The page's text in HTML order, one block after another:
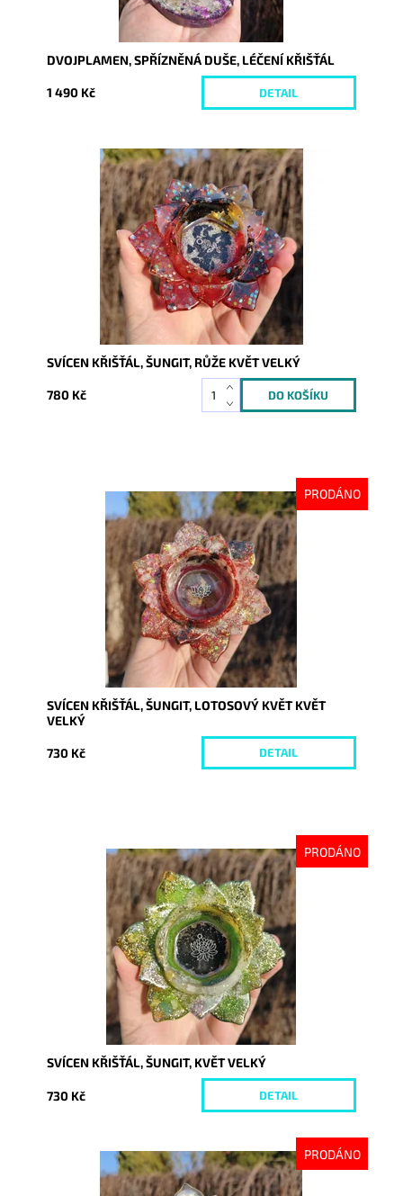
DVOJPLAMEN, SPŘÍZNĚNÁ DUŠE, LÉČENÍ KŘIŠŤÁL
1 490 Kč DETAIL
Dostupnost:
Skladem
10596
SVÍCEN KŘIŠŤÁL, ŠUNGIT, RŮŽE KVĚT VELKÝ
780 Kč
PRODÁNO
Dostupnost:
Vyprodáno
10603
SVÍCEN KŘIŠŤÁL, ŠUNGIT, LOTOSOVÝ KVĚT KVĚT
VELKÝ
730 Kč DETAIL
PRODÁNO
Dostupnost:
Vyprodáno
10597
SVÍCEN KŘIŠŤÁL, ŠUNGIT, KVĚT VELKÝ
730 Kč DETAIL
PRODÁNO
Dostupnost:
Vyprodáno